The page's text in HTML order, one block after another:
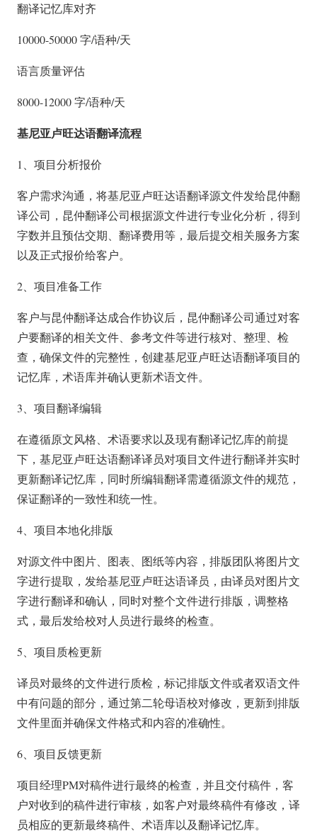
翻译记忆库对齐
10000-50000 字/语种/天
语言质量评估
8000-12000 字/语种/天
基尼亚卢旺达语翻译流程
1、项目分析报价
客户需求沟通，将基尼亚卢旺达语翻译源文件发给昆仲翻
译公司，昆仲翻译公司根据源文件进行专业化分析，得到
字数并且预估交期、翻译费用等，最后提交相关服务方案
以及正式报价给客户。
2、项目准备工作
客户与昆仲翻译达成合作协议后，昆仲翻译公司通过对客
户要翻译的相关文件、参考文件等进行核对、整理、检
查，确保文件的完整性，创建基尼亚卢旺达语翻译项目的
记忆库，术语库并确认更新术语文件。
3、项目翻译编辑
在遵循原文风格、术语要求以及现有翻译记忆库的前提
下，基尼亚卢旺达语翻译译员对项目文件进行翻译并实时
更新翻译记忆库，同时所编辑翻译需遵循源文件的规范，
保证翻译的一致性和统一性。
4、项目本地化排版
对源文件中图片、图表、图纸等内容，排版团队将图片文
字进行提取，发给基尼亚卢旺达语译员，由译员对图片文
字进行翻译和确认，同时对整个文件进行排版，调整格
式，最后发给校对人员进行最终的检查。
5、项目质检更新
译员对最终的文件进行质检，标记排版文件或者双语文件
中有问题的部分，通过第二轮母语校对修改，更新到排版
文件里面并确保文件格式和内容的准确性。
6、项目反馈更新
项目经理PM对稿件进行最终的检查，并且交付稿件，客
户对收到的稿件进行审核，如客户对最终稿件有修改，译
员相应的更新最终稿件、术语库以及翻译记忆库。